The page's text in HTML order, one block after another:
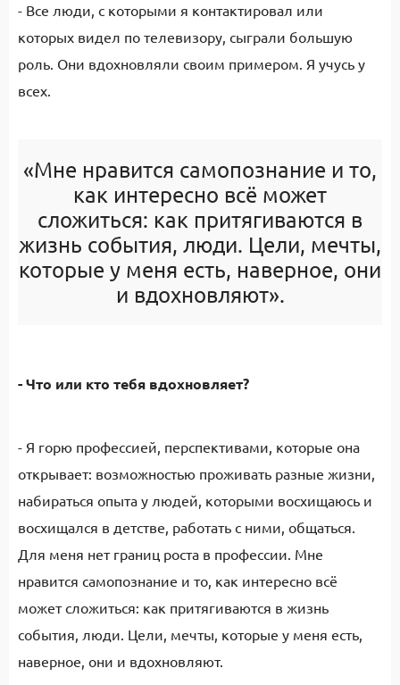
- Все люди, с которыми я контактировал или
которых видел по телевизору, сыграли большую
роль. Они вдохновляли своим примером. Я учусь у
всех.
«Мне нравится самопознание и то,
как интересно всё может
сложиться: как притягиваются в
жизнь события, люди. Цели, мечты,
которые у меня есть, наверное, они
и вдохновляют».
- Что или кто тебя вдохновляет?
- Я горю профессией, перспективами, которые она
открывает: возможностью проживать разные жизни,
набираться опыта у людей, которыми восхищаюсь и
восхищался в детстве, работать с ними, общаться.
Для меня нет границ роста в профессии. Мне
нравится самопознание и то, как интересно всё
может сложиться: как притягиваются в жизнь
события, люди. Цели, мечты, которые у меня есть,
наверное, они и вдохновляют.